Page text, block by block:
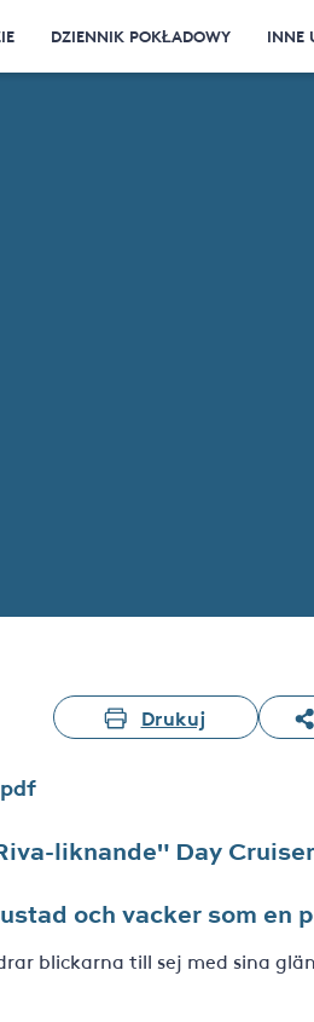
DZIENNIK POKŁADOWY INNE
Drukuj
liknande" Day
och vacker som en
blickarna till sej med sina